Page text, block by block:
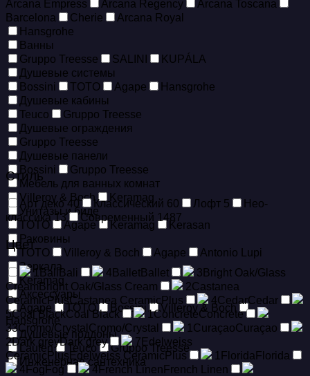
Arcana Empress Arcana Regency
Arcana Toscana
Barcelona
Cherie
Arcana Royal
Hansgrohe
Ванны
Gruppo Treesse
SALINI
KUPÁLA
Душевые системы
Bossini
TOTO Agape
Hansgrohe
Душевые кабины
Teuco
Gruppo Treesse
Душевые ограждения
Gruppo Treesse
Душевые панели
Bossini
Gruppo Treesse
Мебель для ванных комнат
Villeroy & Boch
Keramag
Унитазы и биде
TOTO
Agape Keramag
Kerasan
Раковины
TOTO
Villeroy & Boch Agape
Antonio Lupi
Зеркала
Keramag
Аксессуары
Agape
TOTO Bossini
Villeroy & Boch
Hansgrohe
Душевые поддоны
Laufen
Teuco
Gruppo Treesse
Инженерная сантехника
Стиль
Арт деко40 Классический 60 Лофт 5
Нео-
классика13 Современный 1487
Цвет
1BaliBali 4 BalletBallet 3 Bright Oak/Glass
CreamBright Oak/Glass Cream 2Castanea
CeramicPlusCastanea CeramicPlus 4CedarCedar
5Coal BlackCoal Black 1ConcreteConcrete
33Cromo/Crystal Cromo/Crystal 1 CuraçaoCuraçao
2Dark greyDark grey 7 Edelweiss
CeramicPlus Edelweiss CeramicPlus 1 Florida Florida
4FogFog 4French Linen French Linen